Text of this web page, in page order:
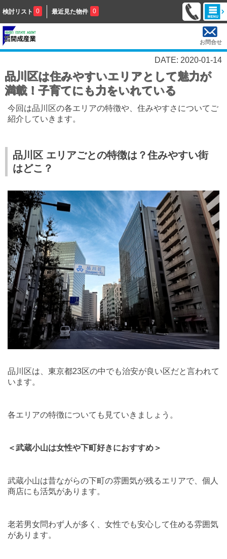
検討リスト 0 最近見た物件 0
お問合せ
DATE: 2020-01-14
品川区は住みやすいエリアとして魅力が
満載！子育てにも力をいれている
今回は品川区の各エリアの特徴や、住みやすさについてご
紹介していきます。
品川区 エリアごとの特徴は？住みやすい街
はどこ？
品川区は、東京都23区の中でも治安が良い区だと言われて
います。
各エリアの特徴についても見ていきましょう。
＜武蔵小山は女性や下町好きにおすすめ＞
武蔵小山は昔ながらの下町の雰囲気が残るエリアで、個人
商店にも活気があります。
老若男女問わず人が多く、女性でも安心して住める雰囲気
があります。